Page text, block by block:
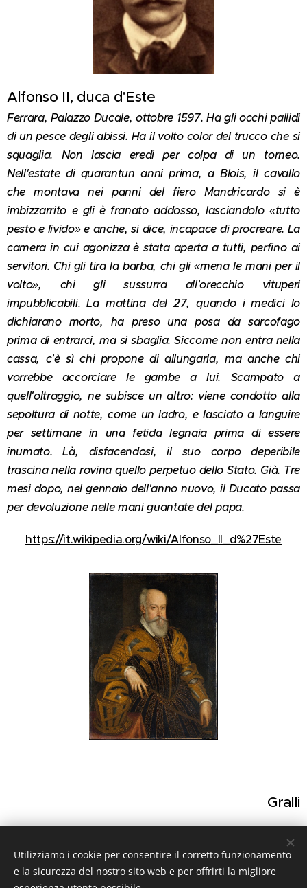
Alfonso II, duca d'Este
Ferrara, Palazzo Ducale, ottobre 1597. Ha gli occhi pallidi
di un pesce degli abissi. Ha il volto color del trucco che si
squaglia. Non lascia eredi per colpa di un torneo.
Nell'estate di quarantun anni prima, a Blois, il cavallo
che montava nei panni del fiero Mandricardo si è
imbizzarrito e gli è franato addosso, lasciandolo «tutto
pesto e livido» e anche, si dice, incapace di procreare. La
camera in cui agonizza è stata aperta a tutti, perfino ai
servitori. Chi gli tira la barba, chi gli «mena le mani per il
volto», chi gli sussurra all'orecchio vituperi
impubblicabili. La mattina del 27, quando i medici lo
dichiarano morto, ha preso una posa da sarcofago
prima di entrarci, ma si sbaglia. Siccome non entra nella
cassa, c'è sì chi propone di allungarla, ma anche chi
vorrebbe accorciare le gambe a lui. Scampato a
quell'oltraggio, ne subisce un altro: viene condotto alla
sepoltura di notte, come un ladro, e lasciato a languire
per settimane in una fetida legnaia prima di essere
inumato. Là, disfacendosi, il suo corpo deperibile
trascina nella rovina quello perpetuo dello Stato. Già. Tre
mesi dopo, nel gennaio dell'anno nuovo, il Ducato passa
per devoluzione nelle mani guantate del papa.
https://it.wikipedia.org/wiki/Alfonso_II_d%27Este
Gralli
Share
Utilizziamo i cookie per consentire il corretto funzionamento
e la sicurezza del nostro sito web e per offrirti la migliore